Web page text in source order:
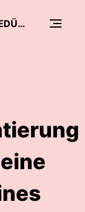
DER KITA PODCAST FÜR BEDÜRFNISORIENTIERTE PÄDAGOGIK